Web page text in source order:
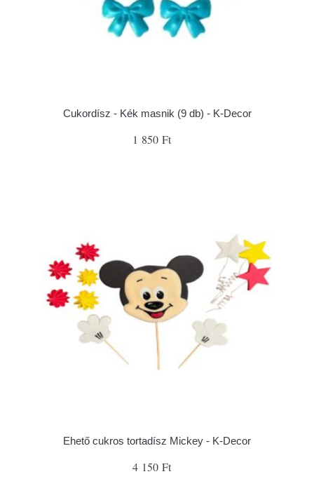
Cukordísz - Kék masnik (9 db) - K-Decor
1 850 Ft
Ehető cukros tortadísz Mickey - K-Decor
4 150 Ft